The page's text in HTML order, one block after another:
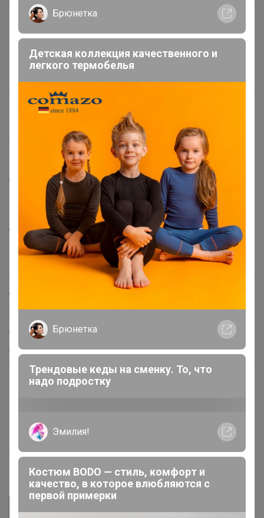
Подарочные сертификаты
Реклама на сайте
Поставщикам
support@24-ok.ru
Защита покупателя
О нас
Все предложения
Анонсы
Новости
Поддержка альпак
Самое выгодное
Хиты продаж
Самое желанное
Самое быстрое
Начать зарабатывать с 24-ok
Пульс нашего маркетплейса
Укорачиватель ссылок
Брюнетка
Детская коллекция качественного и
легкого термобелья
Брюнетка
Трендовые кеды на сменку. То, что
надо подростку
Эмилия!
Костюм BODO — стиль, комфорт и
качество, в которое влюбляются с
первой примерки